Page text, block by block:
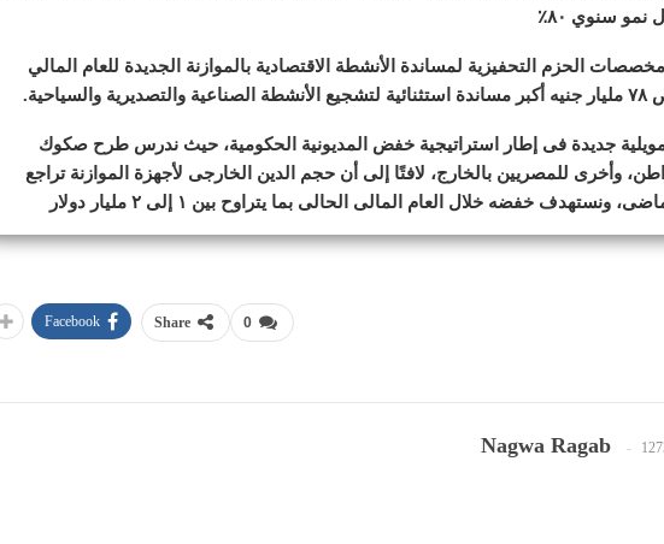
سنوي ٨٠٪
الحزم التحفيزية لمساندة الأنشطة الاقتصادية بالموازنة الجديدة للعام المالي
جديدة فى إطار استراتيجية خفض المديونية الحكومية، حيث ندرس طرح صكوك
وأخرى للمصريين بالخارج، لافتًا إلى أن حجم الدين الخارجى لأجهزة الموازنة تراجع
0
Share
Facebook
Nagwa Ragab